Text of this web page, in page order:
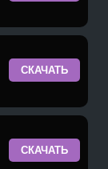
СКАЧАТЬ
СКАЧАТЬ